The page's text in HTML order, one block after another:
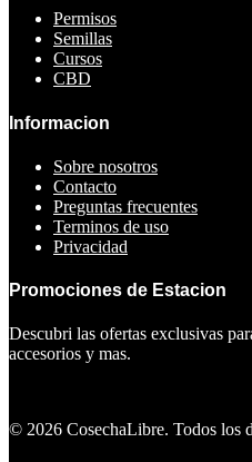
Permisos
Semillas
Cursos
CBD
Informacion
Sobre nosotros
Contacto
Preguntas frecuentes
Terminos de uso
Privacidad
Promociones de Estacion
Descubri las ofertas exclusivas
accesorios y mas.
© 2026 CosechaLibre. Todos los